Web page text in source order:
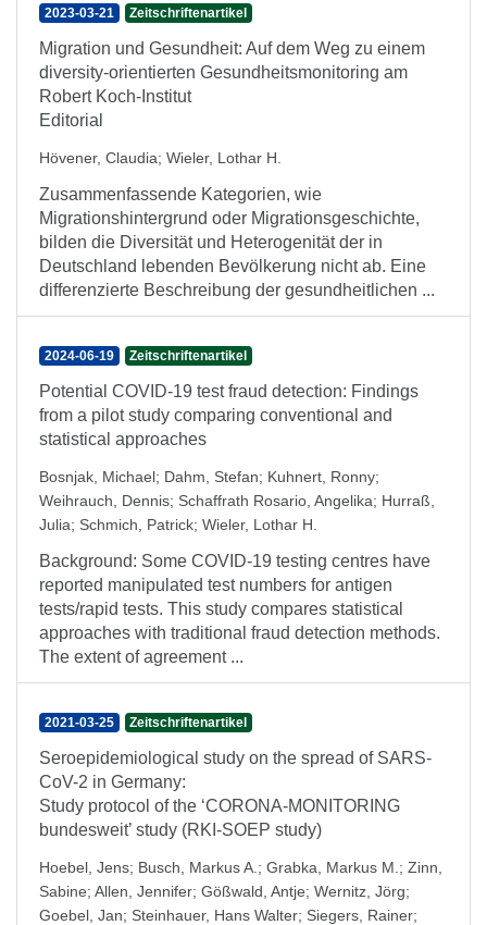
2023-03-21 Zeitschriftenartikel
Migration und Gesundheit: Auf dem Weg zu einem
diversity-orientierten Gesundheitsmonitoring am
Robert Koch-Institut
Editorial
Hövener, Claudia; Wieler, Lothar H.
Zusammenfassende Kategorien, wie
Migrationshintergrund oder Migrationsgeschichte,
bilden die Diversität und Heterogenität der in
Deutschland lebenden Bevölkerung nicht ab. Eine
differenzierte Beschreibung der gesundheitlichen ...
2024-06-19 Zeitschriftenartikel
Potential COVID-19 test fraud detection: Findings
from a pilot study comparing conventional and
statistical approaches
Bosnjak, Michael; Dahm, Stefan; Kuhnert, Ronny;
Weihrauch, Dennis; Schaffrath Rosario, Angelika; Hurraß,
Julia; Schmich, Patrick; Wieler, Lothar H.
Background: Some COVID-19 testing centres have
reported manipulated test numbers for antigen
tests/rapid tests. This study compares statistical
approaches with traditional fraud detection methods.
The extent of agreement ...
2021-03-25 Zeitschriftenartikel
Seroepidemiological study on the spread of SARS-
CoV-2 in Germany:
Study protocol of the ‘CORONA-MONITORING
bundesweit’ study (RKI-SOEP study)
Hoebel, Jens; Busch, Markus A. ; Grabka, Markus M. ; Zinn,
Sabine; Allen, Jennifer; Gößwald, Antje; Wernitz, Jörg;
Goebel, Jan; Steinhauer, Hans Walter; Siegers, Rainer;